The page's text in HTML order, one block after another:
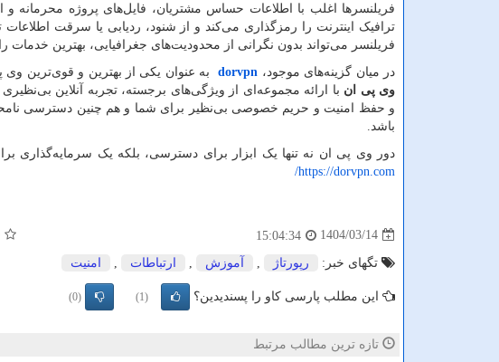
فریلنسرها اغلب با اطلاعات حساس مشتریان، فایل‌های پروژه محرمانه
ترافیک اینترنت را رمزگذاری می‌کند و از شنود، ردیابی یا سرقت
فریلنسر می‌تواند بدون نگرانی از محدودیت‌های جغرافیایی، بهترین خدمات
در میان گزینه‌های موجود، dorvpnبه عنوان یکی از بهترین و قوی‌ترین
وی پی ان با ارائه مجموعه‌ای از ویژگی‌های برجسته، تجربه آنلاین
و حفظ امنیت و حریم خصوصی بی‌نظیر برای شما و هم چنین دسترسی
باشد.
دور وی پی ان نه تنها یک ابزار برای دسترسی، بلکه یک سرمایه‌گذاری
https://dorvpn.com
/
1404/03/14
15:04:34
تگهای خبر: رپورتاژ آموزش ارتباطات امنیت
این مطلب پارسی کاو را پسندیدین؟ (1)
(0)
تازه ترین مطالب مرتبط